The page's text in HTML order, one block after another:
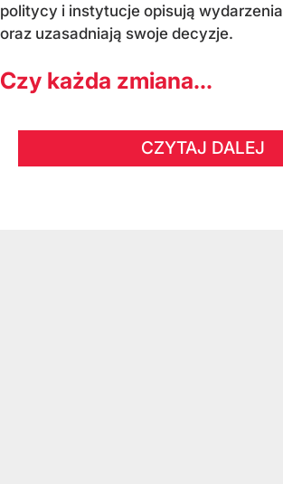
politycy i instytucje opisują wydarzenia
oraz uzasadniają swoje decyzje.
Czy każda zmiana...
CZYTAJ DALEJ